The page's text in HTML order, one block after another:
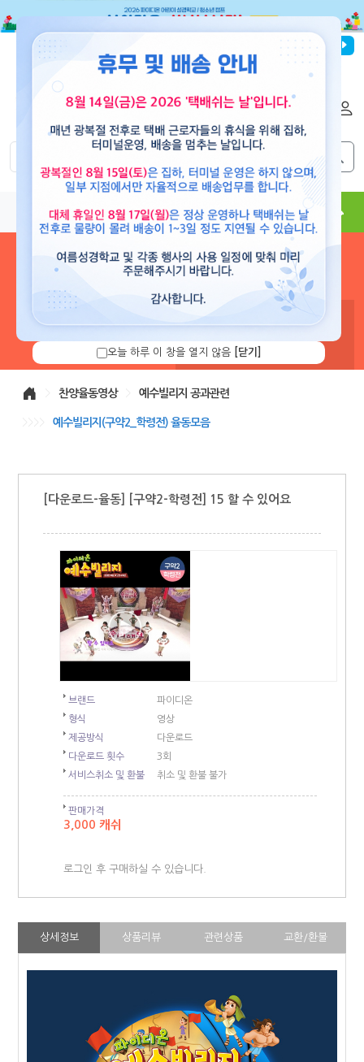
파이디온선교회
도서 뮤직 용품 현수막 콘텐츠
로그인 하시면 보유 캐쉬 확
니다.
찬양율동영상 예수빌리지 공과관련
예수빌리지(구약2_학령전) 율동모음
[다운로드-율동] [구약2-학령전] 15 할 수 있어요
브랜드
파이디온
형식
영상
제공방식
다운로드
다운로드 횟수
3회
서비스취소 및 환불
취소 및 환불 불가
판매가격
3,000 캐쉬
로그인 후 구매하실 수 있습니다.
상세정보 상품리뷰 관련상품 교환/환불
오늘 하루 이 창을 열지 않음 [닫기]